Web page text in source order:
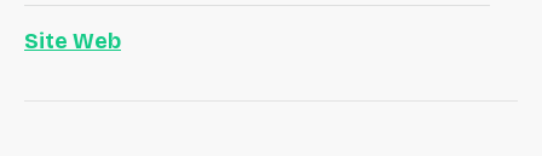
Site Web